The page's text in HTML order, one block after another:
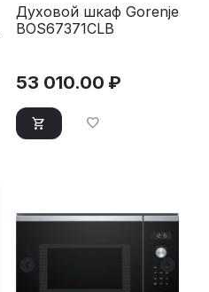
Духовой шкаф Gorenje
BOS67371CLB
53 010.00 ₽